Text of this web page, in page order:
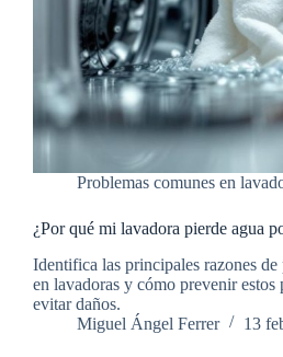
Problemas comunes en
¿Por qué mi lavadora pierde agua
Identifica las principales razones de
en lavadoras y cómo prevenir estos
evitar daños.
Miguel Ángel Ferrer
13